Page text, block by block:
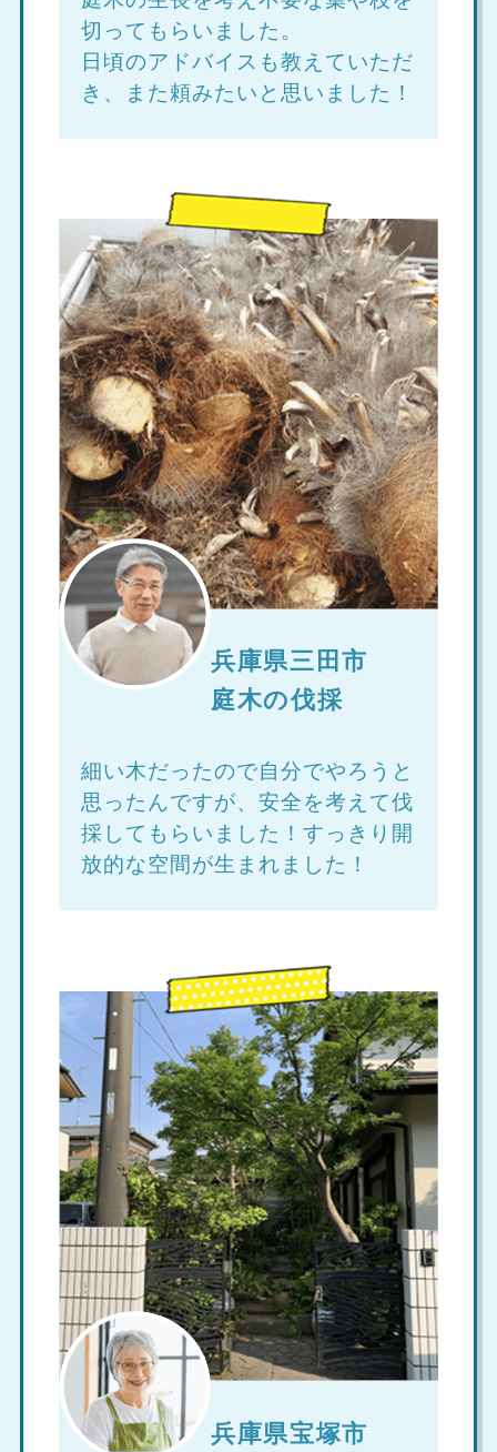
切ってもらいました。
日頃のアドバイスも教えていただ
き、また頼みたいと思いました！
兵庫県三田市
庭木の伐採
細い木だったので自分でやろうと
思ったんですが、安全を考えて伐
採してもらいました！すっきり開
放的な空間が生まれました！
兵庫県宝塚市